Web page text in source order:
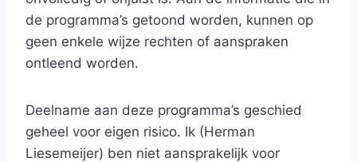
de programma’s getoond worden, kunnen op
geen enkele wijze rechten of aanspraken
ontleend worden.
Deelname aan deze programma’s geschied
geheel voor eigen risico. Ik (Herman
Liesemeijer) ben niet aansprakelijk voor